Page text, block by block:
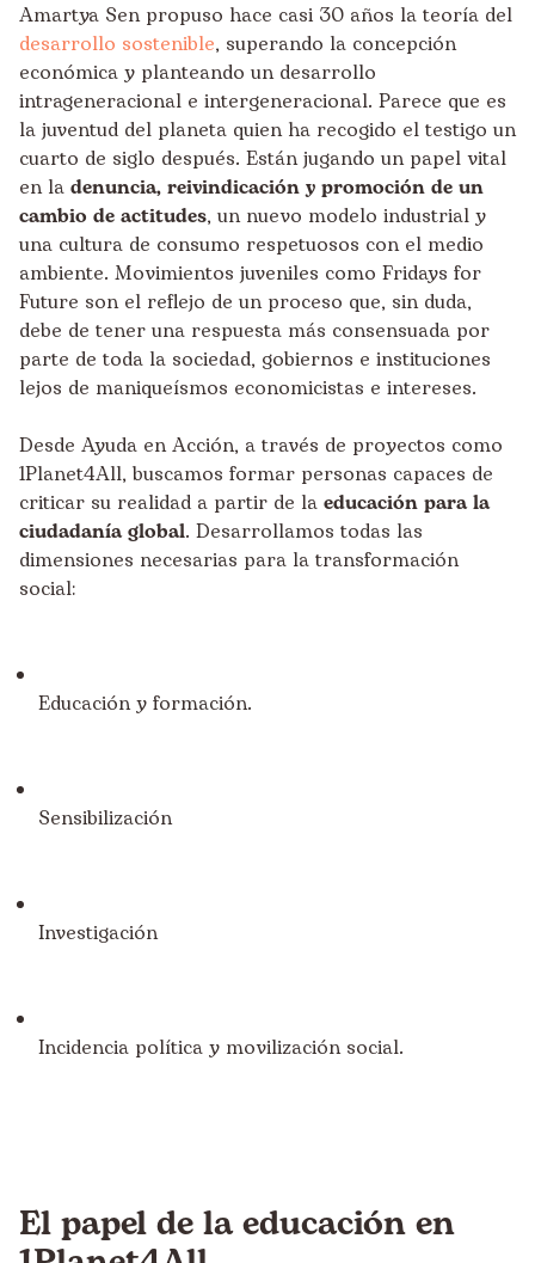
Amartya Sen propuso hace casi 30 años la teoría del
desarrollo sostenible, superando la concepción
económica y planteando un desarrollo
intrageneracional e intergeneracional. Parece que es
la juventud del planeta quien ha recogido el testigo un
cuarto de siglo después. Están jugando un papel vital
en la denuncia, reivindicación y promoción de un
cambio de actitudes, un nuevo modelo industrial y
una cultura de consumo respetuosos con el medio
ambiente. Movimientos juveniles como Fridays for
Future son el reflejo de un proceso que, sin duda,
debe de tener una respuesta más consensuada por
parte de toda la sociedad, gobiernos e instituciones
lejos de maniqueísmos economicistas e intereses.
Desde Ayuda en Acción, a través de proyectos como
1Planet4All, buscamos formar personas capaces de
criticar su realidad a partir de la educación para la
ciudadanía global. Desarrollamos todas las
dimensiones necesarias para la transformación
social:
Educación y formación.
Sensibilización
Investigación
Incidencia política y movilización social.
El papel de la educación en